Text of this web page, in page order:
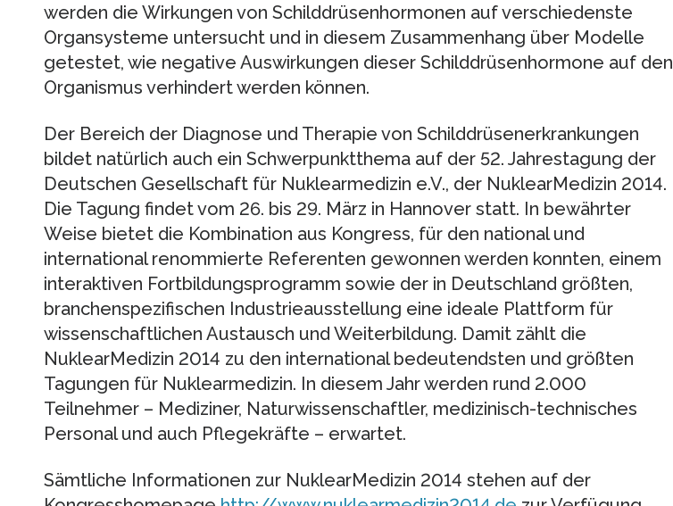
werden die Wirkungen von Schilddrüsenhormonen auf verschiedenste
Organsysteme untersucht und in diesem Zusammenhang über Modelle
getestet, wie negative Auswirkungen dieser Schilddrüsenhormone auf den
Organismus verhindert werden können.
Der Bereich der Diagnose und Therapie von Schilddrüsenerkrankungen
bildet natürlich auch ein Schwerpunktthema auf der 52. Jahrestagung der
Deutschen Gesellschaft für Nuklearmedizin e.V., der NuklearMedizin 2014.
Die Tagung findet vom 26. bis 29. März in Hannover statt. In bewährter
Weise bietet die Kombination aus Kongress, für den national und
international renommierte Referenten gewonnen werden konnten, einem
interaktiven Fortbildungsprogramm sowie der in Deutschland größten,
branchenspezifischen Industrieausstellung eine ideale Plattform für
wissenschaftlichen Austausch und Weiterbildung. Damit zählt die
NuklearMedizin 2014 zu den international bedeutendsten und größten
Tagungen für Nuklearmedizin. In diesem Jahr werden rund 2.000
Teilnehmer – Mediziner, Naturwissenschaftler, medizinisch-technisches
Personal und auch Pflegekräfte – erwartet.
Sämtliche Informationen zur NuklearMedizin 2014 stehen auf der